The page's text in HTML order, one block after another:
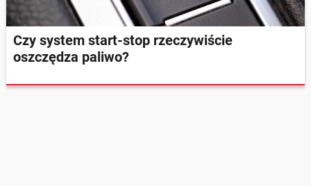
Czy system start-stop rzeczywiście
oszczędza paliwo?